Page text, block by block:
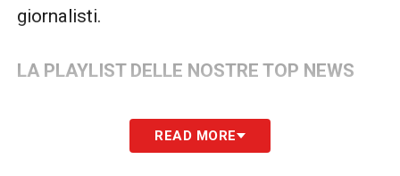
giornalisti.
LA PLAYLIST DELLE NOSTRE TOP NEWS
READ MORE